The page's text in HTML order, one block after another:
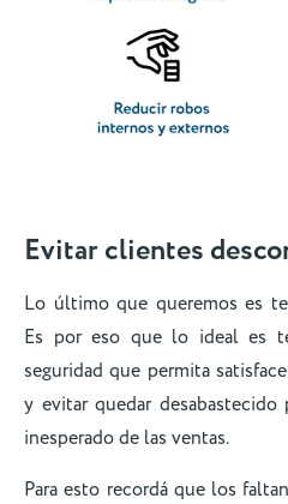
Evitar clientes
Lo último que queremos es
Es por eso que lo ideal es
seguridad que permita
y evitar quedar
inesperado de las ventas.
Para esto recordá que los